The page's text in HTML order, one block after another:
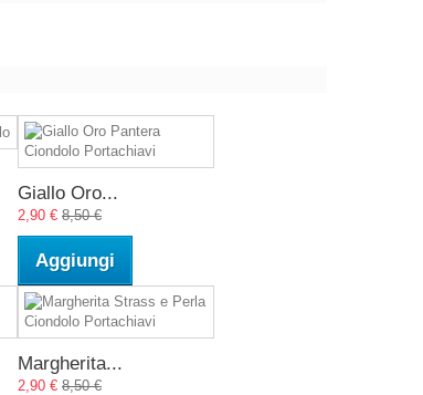
Giallo Oro...
2,90 € 8,50 €
Aggiungi
Margherita...
2,90 € 8,50 €